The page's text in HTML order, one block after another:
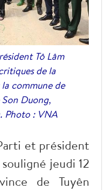
Tô Lâm
de la
commune de
Duong,
Photo : VNA
et président
jeudi 12
de Tuyên